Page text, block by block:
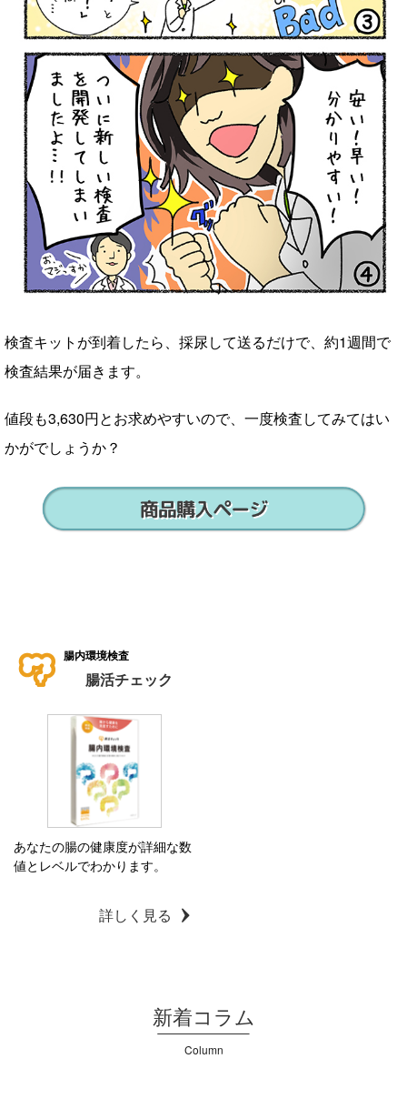
検査キットが到着したら、採尿して送るだけで、約1週間で
検査結果が届きます。
値段も3,630円とお求めやすいので、一度検査してみてはい
かがでしょうか？
腸内環境検査
腸活チェック
あなたの腸の健康度が詳細な数
値とレベルでわかります。
詳しく見る
新着コラム
Column